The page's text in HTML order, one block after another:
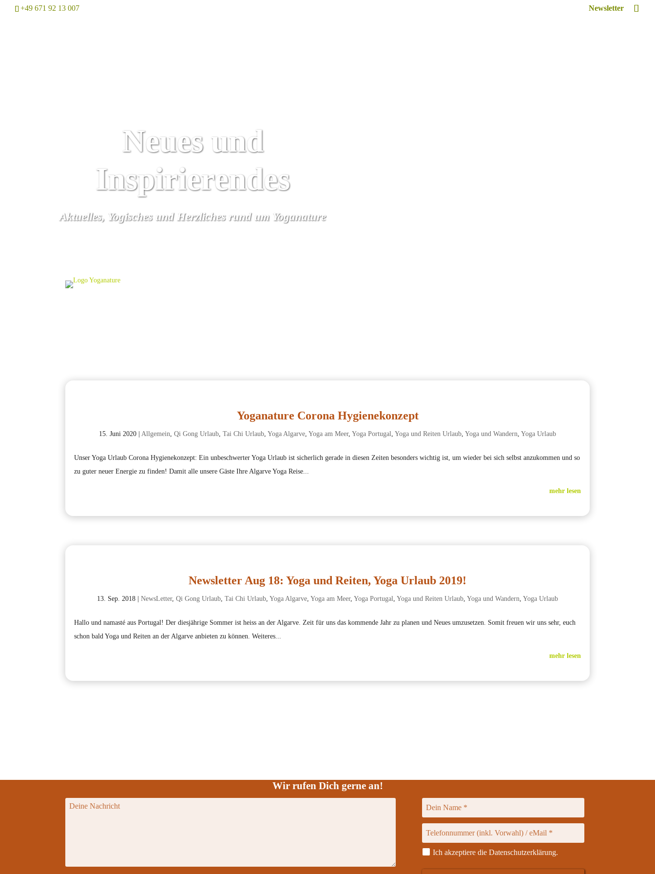
+49 671 92 13 007 Newsletter
Neues und
Inspirierendes
Aktuelles, Yogisches und Herzliches rund um Yoganature
Yoganature Corona Hygienekonzept
15. Juni 2020 Allgemein, Qi Gong Urlaub, Tai Chi Urlaub, Yoga Algarve, Yoga am Meer, Yoga Portugal, Yoga und Reiten Urlaub, Yoga und Wandern, Yoga Urlaub
Unser Yoga Urlaub Corona Hygienekonzept: Ein unbeschwerter Yoga Urlaub ist sicherlich gerade in diesen Zeiten besonders wichtig ist, um wieder bei sich selbst anzukommen und so
zu guter neuer Energie zu finden! Damit alle unsere Gäste Ihre Algarve Yoga Reise...
mehr lesen
Newsletter Aug 18: Yoga und Reiten, Yoga Urlaub 2019!
13. Sep. 2018 NewsLetter, Qi Gong Urlaub, Tai Chi Urlaub, Yoga Algarve, Yoga am Meer, Yoga Portugal, Yoga und Reiten Urlaub, Yoga und Wandern, Yoga Urlaub
Hallo und namasté aus Portugal! Der diesjährige Sommer ist heiss an der Algarve. Zeit für uns das kommende Jahr zu planen und Neues umzusetzen. Somit freuen wir uns sehr, euch
schon bald Yoga und Reiten an der Algarve anbieten zu können. Weiteres...
mehr lesen
Wir rufen Dich gerne an!
Ich akzeptiere die Datenschutzerklärung.